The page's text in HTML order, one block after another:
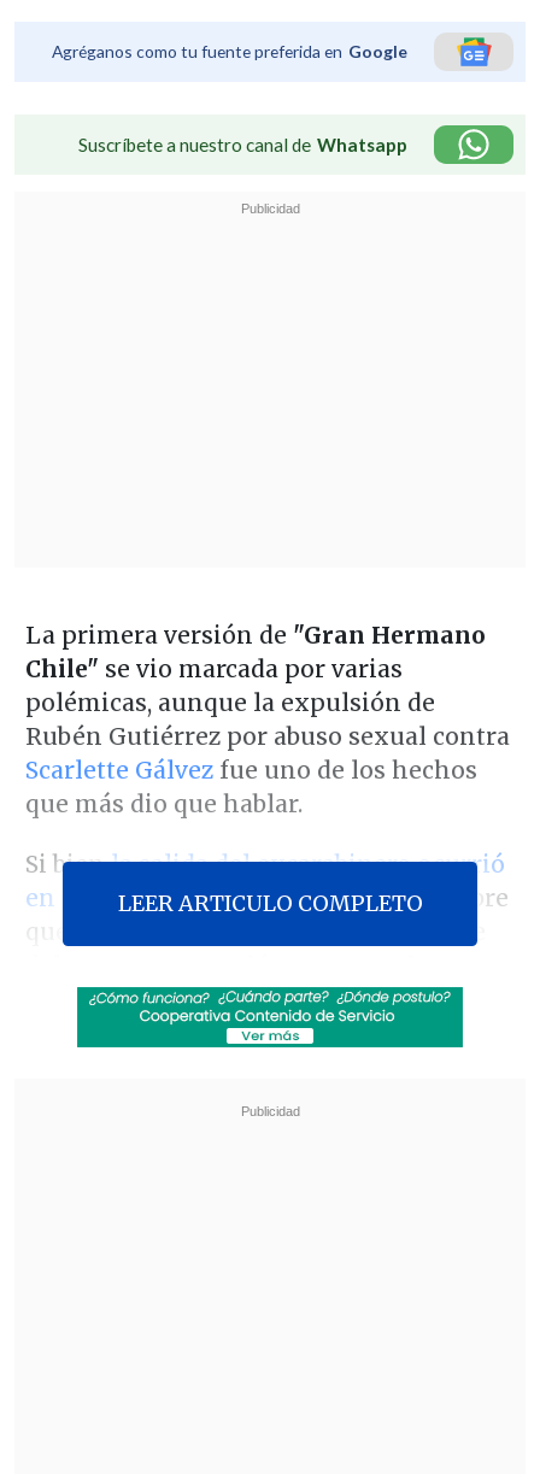
Agréganos como tu fuente preferida en Google
Suscríbete a nuestro canal de Whatsapp
La primera versión de "Gran Hermano
Chile" se vio marcada por varias
polémicas, aunque la expulsión de
Rubén Gutiérrez por abuso sexual contra
Scarlette Gálvezfue uno de los hechos
que más dio que hablar.
Si bienla salida del excarabinero ocurrió
en septiembre, fue a inicios de diciembre
que
primera vez que el oriundo de Yungay
trataba de sobrepasarse
colarse en la cama de Cony Capelli
LEER ARTICULO COMPLETO